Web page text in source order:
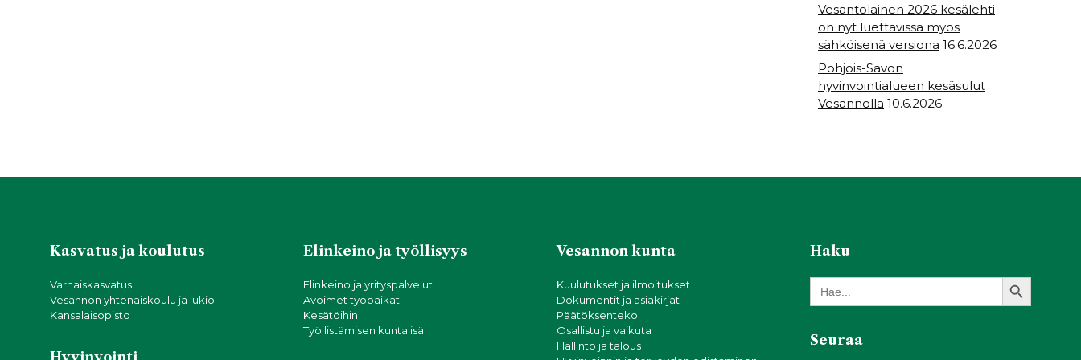
Vesantolainen 2026 kesälehti
on nyt luettavissa myös
sähköisenä versiona 16.6.2026
Pohjois-Savon
hyvinvointialueen kesäsulut
Vesannolla 10.6.2026
Kasvatus ja koulutus
Varhaiskasvatus
Vesannon yhtenäiskoulu ja lukio
Kansalaisopisto
Elinkeino ja työllisyys
Elinkeino ja yrityspalvelut
Avoimet työpaikat
Kesätöihin
Työllistämisen kuntalisä
Vesannon kunta
Kuulutukset ja ilmoitukset
Dokumentit ja asiakirjat
Päätöksenteko
Osallistu ja vaikuta
Hallinto ja talous
Haku
Search
for:
Search Button
Seuraa